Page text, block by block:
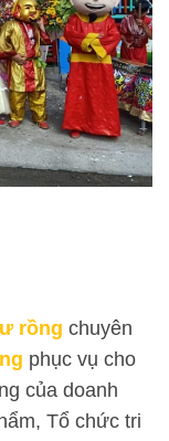
rồng chuyên
phục vụ cho
của doanh
Tổ chức tri